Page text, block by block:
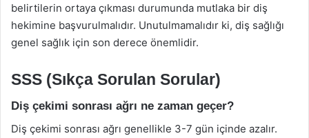
belirtilerin ortaya çıkması durumunda mutlaka bir diş
hekimine başvurulmalıdır. Unutulmamalıdır ki, diş sağlığı
genel sağlık için son derece önemlidir.
SSS (Sıkça Sorulan Sorular)
Diş çekimi sonrası ağrı ne zaman geçer?
Diş çekimi sonrası ağrı genellikle 3-7 gün içinde azalır.